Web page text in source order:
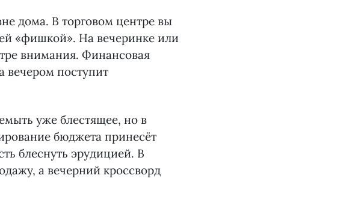
дома. В торговом центре вы
«фишкой». На вечеринке или
внимания. Финансовая
вечером поступит
уже блестящее, но в
бюджета принесёт
блеснуть эрудицией. В
а вечерний кроссворд